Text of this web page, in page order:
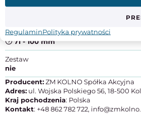
Typ tulejki
Długość robocza
71 - 100 mm
Zestaw
nie
Producent:ZM KOLNO Spółka Akcyjna
Adres: ul. Wojska Polskiego 56, 18-500
Kraj pochodzenia: Polska
Kontakt: +48 862 782 722,
RegulaminPolityka prywatności